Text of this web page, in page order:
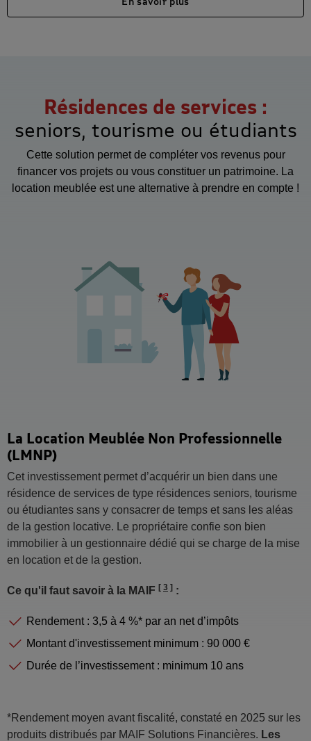
Résidences de services :
seniors, tourisme ou étudiants
Cette solution permet de compléter vos revenus pour
financer vos projets ou vous constituer un patrimoine. La
location meublée est une alternative à prendre en compte !
La Location Meublée Non Professionnelle
(LMNP)
Cet investissement permet d’acquérir un bien dans une
résidence de services de type résidences seniors, tourisme
ou étudiantes sans y consacrer de temps et sans les aléas
de la gestion locative. Le propriétaire confie son bien
immobilier à un gestionnaire dédié qui se charge de la mise
en location et de la gestion.
Ce qu'il faut savoir à la MAIF 3 :
Rendement : 3,5 à 4 %* par an net d’impôts
Montant d'investissement minimum : 90 000 €
Durée de l’investissement : minimum 10 ans
*Rendement moyen avant fiscalité, constaté en 2025 sur les
produits distribués par MAIF Solutions Financières. Les